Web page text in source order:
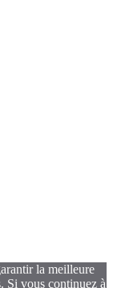
la meilleure
Si vous continuez à